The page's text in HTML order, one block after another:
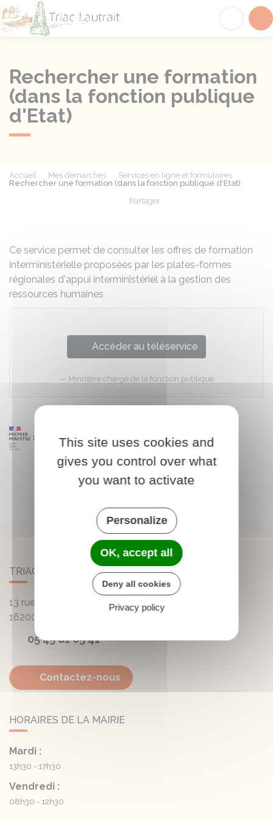
Rechercher une formation
(dans la fonction publique
d'Etat)
Accueil Mes démarches
Services en ligne et formulaires
Rechercher une formation (dans la fonction publique d'Etat)
Partager
Ce service permet de consulter les offres de formation
interministérielle proposées par les plates-formes
régionales d'appui interministériel à la gestion des
ressources humaines
Accéder au téléservice
Ministère chargé de la fonction publique
TRIAC-LAUTRAIT
13 rue de la Mairie - Lautrait
16200
05 45 81 05 41
Contactez-nous
HORAIRES DE LA MAIRIE
Mardi :
13h30 - 17h30
Vendredi :
08h30 - 12h30
This site uses cookies and
gives you control over what
you want to activate
Personalize
OK, accept all
Deny all cookies
Privacy policy